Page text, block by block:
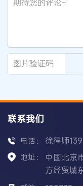
联系我们
电话： 徐律师
地址：
中国北京
方经贸城